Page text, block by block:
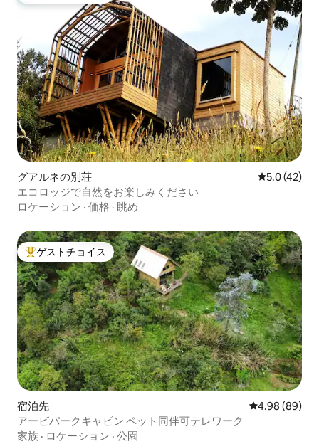
グアルネの別荘 レビュー42
5.0 (42)
エコロッジで自然をお楽しみください
ロケーション · 価格 · 眺め
大好評のゲストチョイスです。
ゲストチョイス
宿泊先 レビュー89件
4.98 (89)
アービパークキャビン ペット同伴可テレワーク
家族 · ロケーション · 公園